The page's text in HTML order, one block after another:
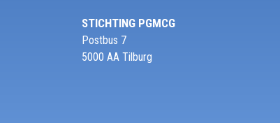
STICHTING PGMCG
Postbus 7
5000 AA Tilburg